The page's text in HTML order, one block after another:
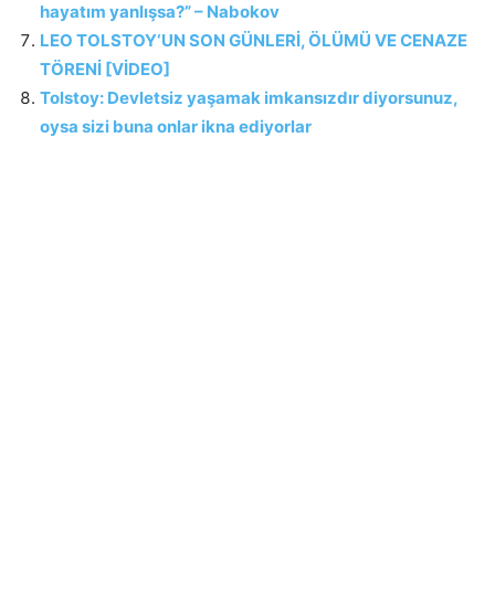
hayatım yanlışsa?” – Nabokov
LEO TOLSTOY‘UN SON GÜNLERİ, ÖLÜMÜ VE CENAZE
TÖRENİ [VİDEO]
Tolstoy: Devletsiz yaşamak imkansızdır diyorsunuz,
oysa sizi buna onlar ikna ediyorlar